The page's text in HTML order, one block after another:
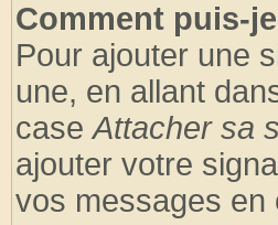
Comment puis-
Pour ajouter une
une, en allant
caseAttacher sa
ajouter votre
vos messages en